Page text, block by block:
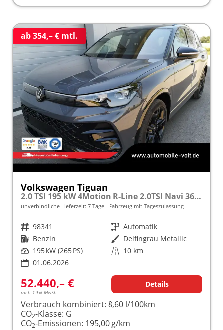
ab 354,– € mtl.
Volkswagen Tiguan
2.0 TSI 195 kW 4Motion R-Line 2.0TSI Navi 360 AHK Pano
unverbindliche Lieferzeit: 7 Tage Fahrzeug mit Tageszulassung
Fahrzeugnr. 98341 Getriebe Automatik
Kraftstoff Benzin Außenfarbe Delfingrau Metallic
Leistung 195 kW (265 PS) Kilometerstand 10 km
01.06.2026
52.440,– €
incl. 19% MwSt.
Details
Verbrauch kombiniert: 8,60 l/100km
CO2-Klasse: G
CO2-Emissionen: 195,00 g/km